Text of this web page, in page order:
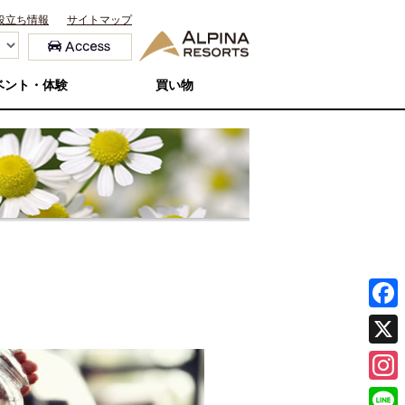
立ち情報 サイトマップ
ント・体験 買い物
F
a
c
X
I